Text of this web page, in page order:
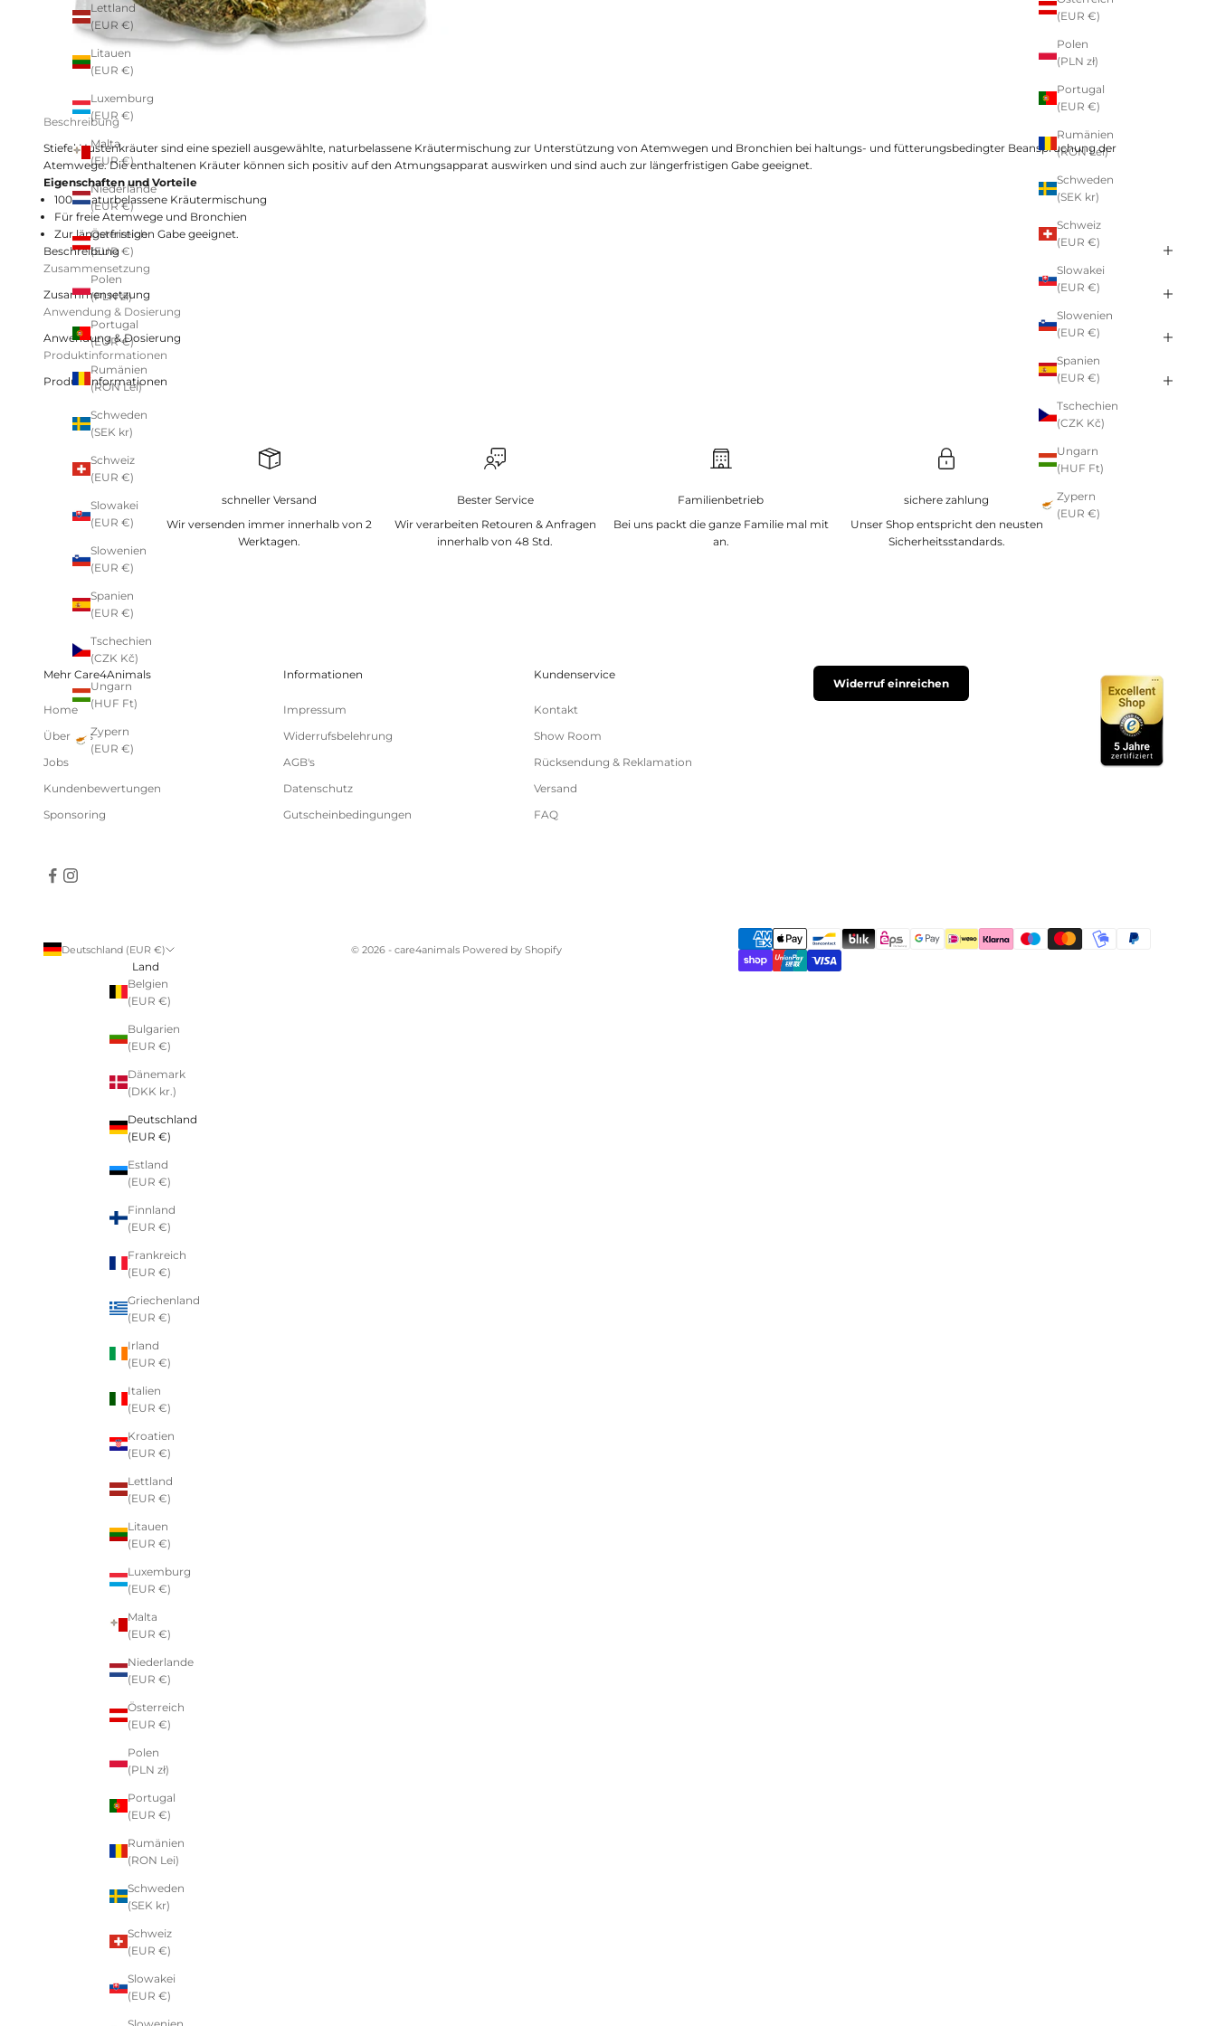
(EUR €)
Polen
(PLN zł)
Portugal
(EUR €)
Rumänien
(RON Lei)
Schweden
(SEK kr)
Schweiz
(EUR €)
Slowakei
(EUR €)
Slowenien
(EUR €)
Spanien
(EUR €)
Tschechien
(CZK Kč)
Ungarn
(HUF Ft)
Zypern
(EUR €)
Lettland
(EUR €)
Litauen
(EUR €)
Luxemburg
(EUR €)
Malta
(EUR €)
Niederlande
(EUR €)
Österreich
(EUR €)
Polen
(PLN zł)
Portugal
(EUR €)
Rumänien
(RON Lei)
Schweden
(SEK kr)
Schweiz
(EUR €)
Slowakei
(EUR €)
Slowenien
(EUR €)
Spanien
(EUR €)
Tschechien
(CZK Kč)
Ungarn
(HUF Ft)
Zypern
(EUR €)
Beschreibung
Stiefel Hustenkräuter sind eine speziell ausgewählte, naturbelassene Kräutermischung zur Unterstützung von Atemwegen und Bronchien bei haltungs- und fütterungsbedingter Beanspruchung der
Atemwege. Die enthaltenen Kräuter können sich positiv auf den Atmungsapparat auswirken und sind auch zur längerfristigen Gabe geeignet.
Eigenschaften und Vorteile
100% naturbelassene Kräutermischung
Für freie Atemwege und Bronchien
Zur längerfristigen Gabe geeignet.
Beschreibung
Zusammensetzung
Zusammensetzung
Anwendung & Dosierung
Anwendung & Dosierung
Produktinformationen
Produktinformationen
schneller Versand
Wir versenden immer innerhalb von 2
Werktagen.
Bester Service
Wir verarbeiten Retouren & Anfragen
innerhalb von 48 Std.
Familienbetrieb
Bei uns packt die ganze Familie mal mit
an.
sichere zahlung
Unser Shop entspricht den neusten
Sicherheitsstandards.
Mehr Care4Animals
Home
Über uns
Jobs
Kundenbewertungen
Sponsoring
Informationen
Impressum
Widerrufsbelehrung
AGB's
Datenschutz
Gutscheinbedingungen
Kundenservice
Kontakt
Show Room
Rücksendung & Reklamation
Versand
FAQ
Widerruf einreichen
Deutschland (EUR €)
Land
Belgien
(EUR €)
Bulgarien
(EUR €)
Dänemark
(DKK kr.)
Deutschland
(EUR €)
Estland
(EUR €)
Finnland
(EUR €)
Frankreich
(EUR €)
Griechenland
(EUR €)
Irland
(EUR €)
Italien
(EUR €)
Kroatien
(EUR €)
Lettland
(EUR €)
Litauen
(EUR €)
Luxemburg
(EUR €)
Malta
(EUR €)
Niederlande
(EUR €)
Österreich
(EUR €)
Polen
(PLN zł)
Portugal
(EUR €)
Rumänien
(RON Lei)
Schweden
(SEK kr)
Schweiz
(EUR €)
Slowakei
(EUR €)
© 2026 - care4animals Powered by Shopify